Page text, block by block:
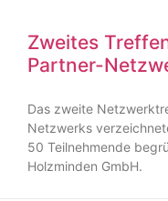
Zweites
Partner-
Das zweite
Netzwerks
50 Teilnehmende
Holzminden GmbH.